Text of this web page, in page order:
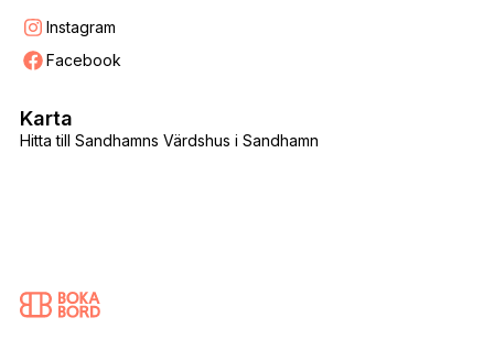
Instagram
Facebook
Hitta till Sandhamns Värdshus i Sandhamn
Karta